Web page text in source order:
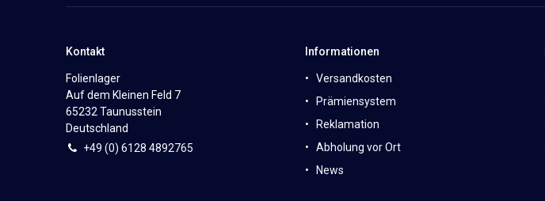
Kontakt
Folienlager
Auf dem Kleinen Feld 7
65232 Taunusstein
Deutschland
+49 (0) 6128 4892765
Informationen
Versandkosten
Prämiensystem
Reklamation
Abholung vor Ort
News